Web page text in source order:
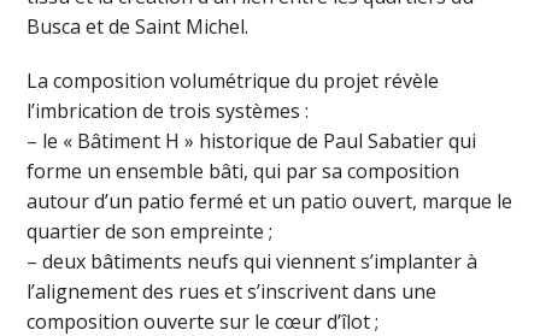
Busca et de Saint Michel.
La composition volumétrique du projet révèle
l’imbrication de trois systèmes :
– le « Bâtiment H » historique de Paul Sabatier qui
forme un ensemble bâti, qui par sa composition
autour d’un patio fermé et un patio ouvert, marque le
quartier de son empreinte ;
– deux bâtiments neufs qui viennent s’implanter à
l’alignement des rues et s’inscrivent dans une
composition ouverte sur le cœur d’îlot ;